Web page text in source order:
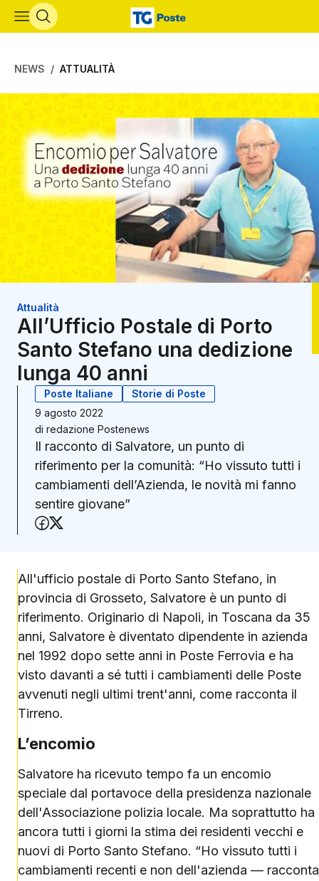
Vai al contenuto principale
NEWS ATTUALITÀ
Attualità
All’Ufficio Postale di Porto
Santo Stefano una dedizione
lunga 40 anni
Poste Italiane
Storie di Poste
9 agosto 2022
di redazione Postenews
Il racconto di Salvatore, un punto di
riferimento per la comunità: “Ho vissuto tutti i
cambiamenti dell’Azienda, le novità mi fanno
sentire giovane”
Condividi su Facebook
All'ufficio postale di Porto Santo Stefano, in
provincia di Grosseto, Salvatore è un punto di
riferimento. Originario di Napoli, in Toscana da 35
anni, Salvatore è diventato dipendente in azienda
nel 1992 dopo sette anni in Poste Ferrovia e ha
visto davanti a sé tutti i cambiamenti delle Poste
avvenuti negli ultimi trent'anni, come racconta il
Tirreno.
L’encomio
Salvatore ha ricevuto tempo fa un encomio
speciale dal portavoce della presidenza nazionale
dell'Associazione polizia locale. Ma soprattutto ha
ancora tutti i giorni la stima dei residenti vecchi e
nuovi di Porto Santo Stefano. “Ho vissuto tutti i
cambiamenti recenti e non dell'azienda — racconta